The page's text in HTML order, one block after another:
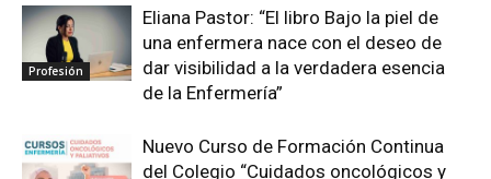
Profesión
Eliana Pastor: “El libro Bajo la piel de
una enfermera nace con el deseo de
dar visibilidad a la verdadera esencia
de la Enfermería”
Nuevo Curso de Formación Continua
del Colegio “Cuidados oncológicos y